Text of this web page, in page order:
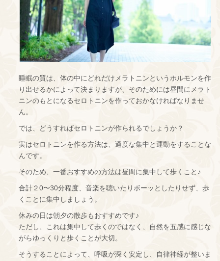
睡眠の質は、体の中にどれだけメラトニンというホルモンを作
り出せるかによって決まりますが、そのためには昼間にメラト
ニンのもとになるセロトニンを作っておかなければなりませ
ん。
では、どうすればセロトニンが作られるでしょうか？
実はセロトニンを作る方法は、適度な集中と運動をすることな
んです。
そのため、一番おすすめの方法は昼間に集中して歩くこと♪
合計２0〜30分程度、音楽を聴いたりボーッとしたりせず、歩
くことに集中しましょう。
休みの日は朝夕の散歩もおすすめです♪
ただし、これは集中して歩くのではなく、自然を五感に感じな
がらゆっくりと歩くことが大切。
そうすることによって、呼吸が深く安定し、自律神経が整いま